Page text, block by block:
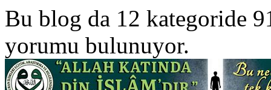
Bu blog da 12 kategoride
yorumu bulunuyor.